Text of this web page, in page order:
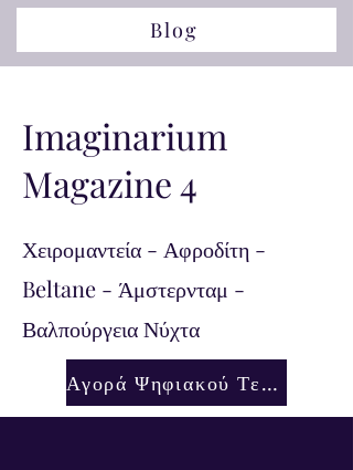
Blog
Imaginarium
Magazine 4
Χειρομαντεία - Αφροδίτη -
Beltane - Άμστερνταμ -
Βαλπούργεια Νύχτα
Αγορά Ψηφιακού Τεύχους